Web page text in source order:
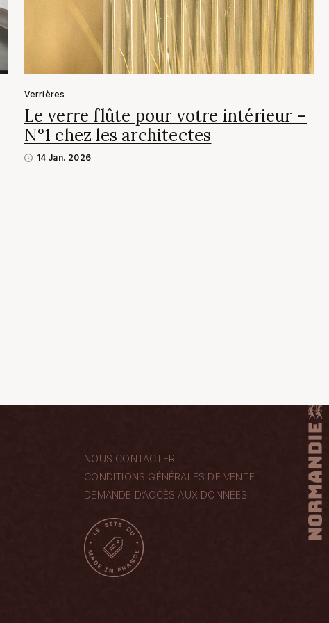
Verrières
Le verre flûte pour votre intérieur –
N°1 chez les architectes
14 Jan. 2026
NOUS CONTACTER
CONDITIONS GÉNÉRALES DE VENTE
DEMANDE D’ACCÈS AUX DONNÉES